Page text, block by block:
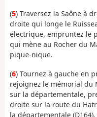
(5) Traversez la Saône à
droite qui longe le
électrique, empruntez le
qui mène au Rocher du
pique-nique.
(6) Tournez à gauche en
rejoignez le mémorial du
sur la départementale,
droite sur la route du
la départementale